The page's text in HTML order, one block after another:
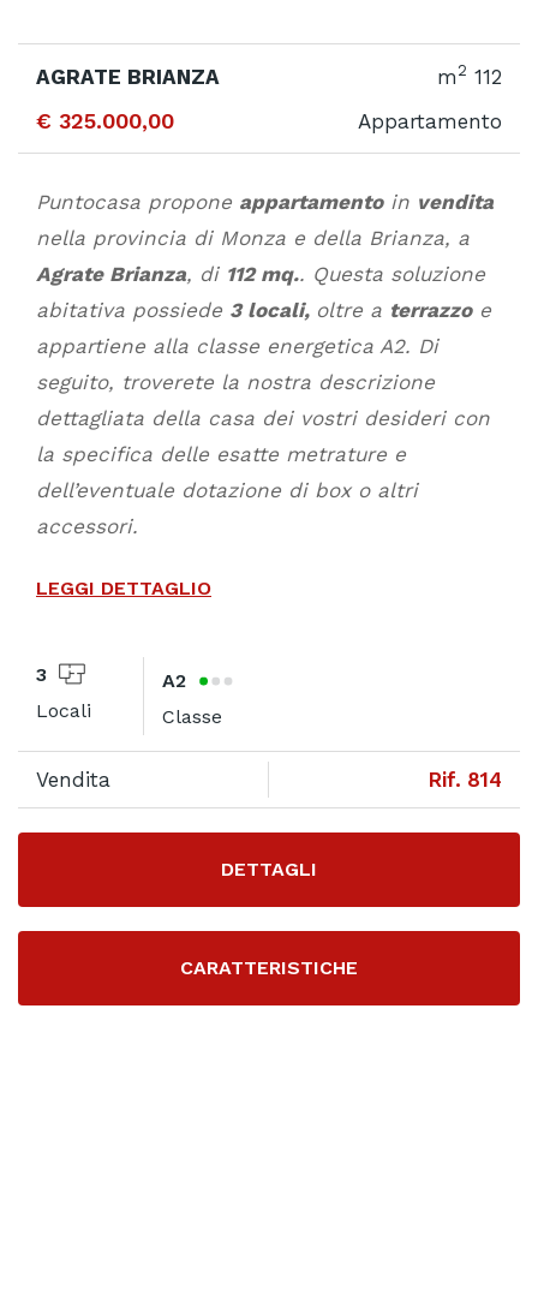
AGRATE BRIANZA m2 112
€ 325.000,00 Appartamento
Puntocasa propone appartamentoin vendita
nella provincia di Monza e della Brianza, a
Agrate Brianza, di 112 mq.. Questa soluzione
abitativa possiede 3 locali, oltre a terrazzoe
appartiene alla classe energetica A2. Di
seguito, troverete la nostra descrizione
dettagliata della casa dei vostri desideri con
la specifica delle esatte metrature e
dell’eventuale dotazione di box o altri
accessori.
LEGGI DETTAGLIO
3
Locali
A2
Classe
Vendita Rif. 814
DETTAGLI
CARATTERISTICHE